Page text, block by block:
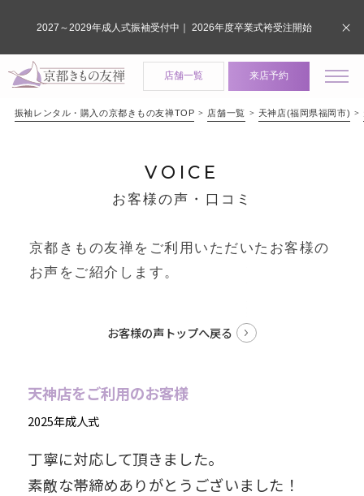
店舗一覧 来店予約
振袖レンタル・購入の京都きもの友禅TOP 店舗一覧 天神店(福岡県福岡市)
VOICE
お客様の声・口コミ
京都きもの友禅をご利用いただいたお客様の
お声をご紹介します。
お客様の声トップへ戻る
天神店をご利用のお客様
2025年成人式
丁寧に対応して頂きました。
素敵な帯締めありがとうございました！
2027～2029年成人式振袖受付中｜ 2026年度卒業式袴受注開始